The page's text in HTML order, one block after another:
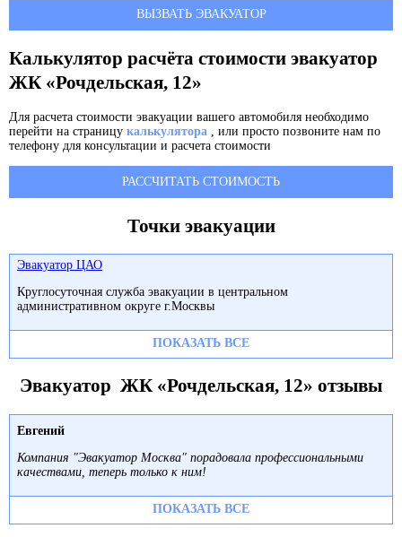
ВЫЗВАТЬ ЭВАКУАТОР
Калькулятор расчёта стоимости эвакуатор
ЖК «Рочдельская, 12»
Для расчета стоимости эвакуации вашего автомобиля необходимо
перейти на страницу калькулятора , или просто позвоните нам по
телефону для консультации и расчета стоимости
РАССЧИТАТЬ СТОИМОСТЬ
Точки эвакуации
Эвакуатор ЦАО
Круглосуточная служба эвакуации в центральном
административном округе г.Москвы
ПОКАЗАТЬ ВСЕ
Эвакуатор ЖК «Рочдельская, 12» отзывы
Евгений
Компания "Эвакуатор Москва" порадовала профессиональными
качествами, теперь только к ним!
ПОКАЗАТЬ ВСЕ